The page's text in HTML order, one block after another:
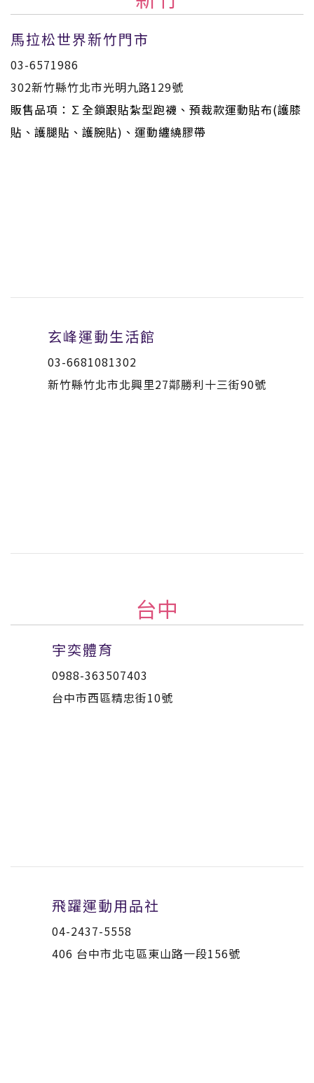
馬拉松世界新竹門市
03-6571986
302新竹縣竹北市光明九路129號
販售品項：∑全鎖跟貼紮型跑襪、預裁款運動貼布(護膝
貼、護腿貼、護腕貼)、運動纏繞膠帶
玄峰運動生活館
03-6681081302
新竹縣竹北市北興里27鄰勝利十三街90號
台中
宇奕體育
0988-363507403
台中市西區精忠街10號
飛躍運動用品社
04-2437-5558
406 台中市北屯區東山路一段156號